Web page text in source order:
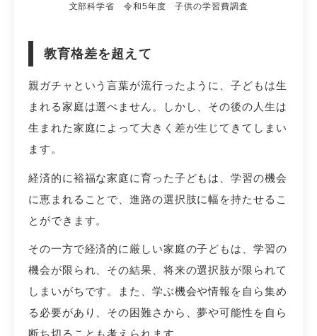
文部科学省 令和5年度 子供の学習費調査
教育格差を超えて
親ガチャという言葉が流行ったように、子どもは生
まれる家庭は選べません。しかし、その後の人生は
生まれた家庭によって大きく差が生じてきてしまい
ます。
経済的に裕福な家庭に育った子どもは、学習の機会
に恵まれることで、進路の選択肢に幅を持たせるこ
とができます。
その一方で経済的に厳しい家庭の子どもは、学習の
機会が限られ、その結果、将来の選択肢が限られて
しまいがちです。また、学ぶ機会や情報を自ら集め
る必要があり、その困難さから、夢や可能性を自ら